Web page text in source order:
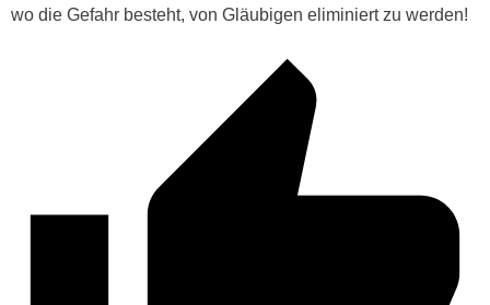
wo die Gefahr besteht, von Gläubigen eliminiert zu werden!